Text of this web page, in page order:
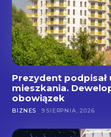
Prezydent podpisał
mieszkania.
obowiązek
BIZNES 9 SIERPNIA, 2026